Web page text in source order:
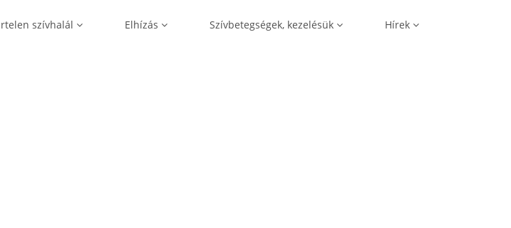
szívhalál Elhízás Szívbetegségek, kezelésük Hírek